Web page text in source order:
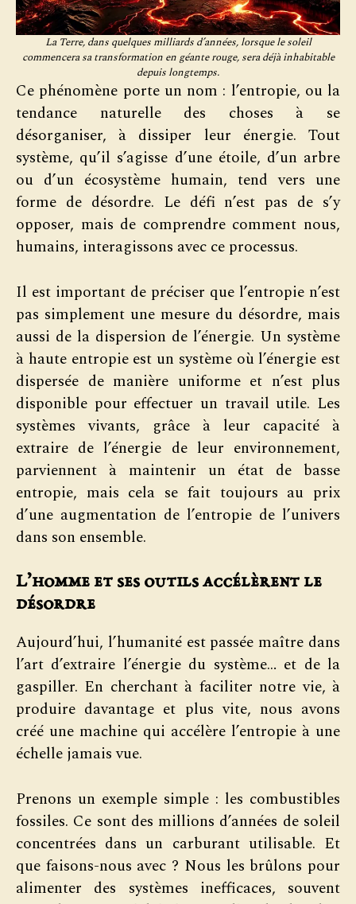
La Terre, dans quelques milliards d’années, lorsque le soleil
commencera sa transformation en géante rouge, sera déjà inhabitable
depuis longtemps.
Ce phénomène porte un nom : l’entropie, ou la
tendance naturelle des choses à se
désorganiser, à dissiper leur énergie. Tout
système, qu’il s’agisse d’une étoile, d’un arbre
ou d’un écosystème humain, tend vers une
forme de désordre. Le défi n’est pas de s’y
opposer, mais de comprendre comment nous,
humains, interagissons avec ce processus.
Il est important de préciser que l’entropie n’est
pas simplement une mesure du désordre, mais
aussi de la dispersion de l’énergie. Un système
à haute entropie est un système où l’énergie est
dispersée de manière uniforme et n’est plus
disponible pour effectuer un travail utile. Les
systèmes vivants, grâce à leur capacité à
extraire de l’énergie de leur environnement,
parviennent à maintenir un état de basse
entropie, mais cela se fait toujours au prix
d’une augmentation de l’entropie de l’univers
dans son ensemble.
L’homme et ses outils accélèrent le
désordre
Aujourd’hui, l’humanité est passée maître dans
l’art d’extraire l’énergie du système… et de la
gaspiller. En cherchant à faciliter notre vie, à
produire davantage et plus vite, nous avons
créé une machine qui accélère l’entropie à une
échelle jamais vue.
Prenons un exemple simple : les combustibles
fossiles. Ce sont des millions d’années de soleil
concentrées dans un carburant utilisable. Et
que faisons-nous avec ? Nous les brûlons pour
alimenter des systèmes inefficaces, souvent